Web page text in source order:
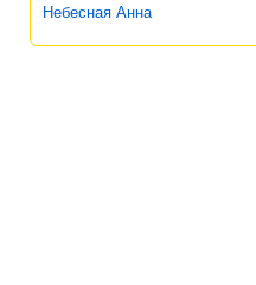
Небесная Анна